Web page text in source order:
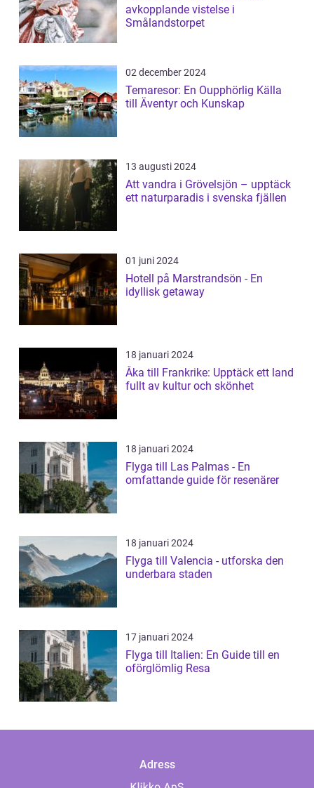
avkopplande vistelse i
Smålandstorpet
02 december 2024
Temaresor: En Oupphörlig Källa
till Äventyr och Kunskap
13 augusti 2024
Att vandra i Grövelsjön – upptäck
ett naturparadis i svenska fjällen
01 juni 2024
Hotell på Marstrandsön - En
idyllisk getaway
18 januari 2024
Åka till Frankrike: Upptäck ett land
fullt av kultur och skönhet
18 januari 2024
Flyga till Las Palmas - En
omfattande guide för resenärer
18 januari 2024
Flyga till Valencia - utforska den
underbara staden
17 januari 2024
Flyga till Italien: En Guide till en
oförglömlig Resa
Adress